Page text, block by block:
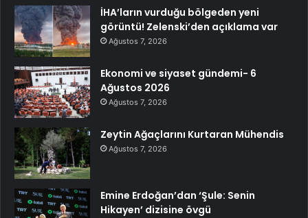
İHA’ların vurduğu bölgeden yeni
görüntü! Zelenski’den açıklama var
Ağustos 7, 2026
Ekonomi ve siyaset gündemi- 6
Ağustos 2026
Ağustos 7, 2026
Zeytin Ağaçlarını Kurtaran Mühendis
Ağustos 7, 2026
Emine Erdoğan’dan ‘Şule: Senin
Hikayen’ dizisine övgü